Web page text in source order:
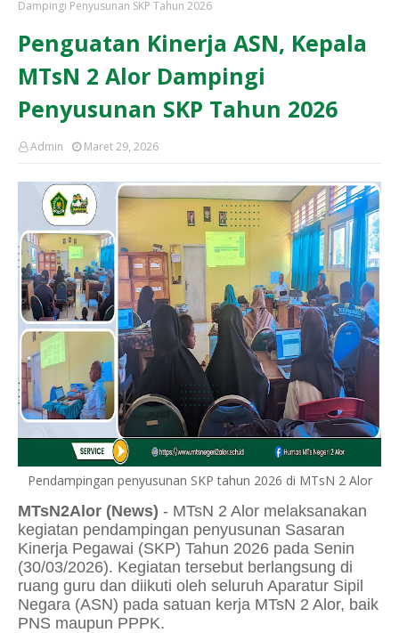
Dampingi Penyusunan SKP Tahun 2026
Penguatan Kinerja ASN, Kepala
MTsN 2 Alor Dampingi
Penyusunan SKP Tahun 2026
Admin Maret 29, 2026
Pendampingan penyusunan SKP tahun 2026 di MTsN 2 Alor
MTsN2Alor (News) - MTsN 2 Alor melaksanakan
kegiatan pendampingan penyusunan Sasaran
Kinerja Pegawai (SKP) Tahun 2026 pada Senin
(30/03/2026). Kegiatan tersebut berlangsung di
ruang guru dan diikuti oleh seluruh Aparatur Sipil
Negara (ASN) pada satuan kerja MTsN 2 Alor, baik
PNS maupun PPPK.